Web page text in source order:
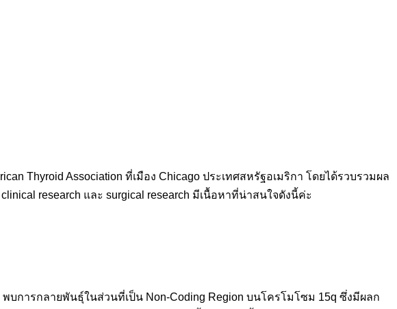
Thyroid Association ที่เมือง Chicago ประเทศสหรัฐอเมริกา โดยได้รวบรวมผล
research และ surgical research มีเนื้อหาที่น่าสนใจดังนี้ค่ะ
บการกลายพันธุ์ในส่วนที่เป็น Non-Coding Region บนโครโมโซม 15q ซึ่งมีผลก